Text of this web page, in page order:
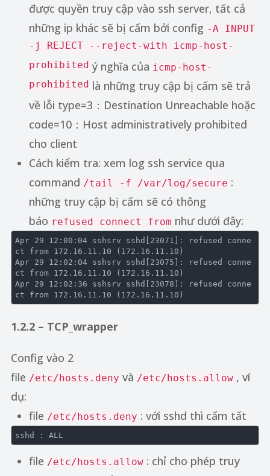
được quyền truy cập vào ssh server, tất cả
những ip khác sẽ bị cấm bởi config -A INPUT
-j REJECT --reject-with icmp-host-
prohibited ý nghĩa của icmp-host-
prohibited là những truy cập bị cấm sẽ trả
về lỗi type=3：Destination Unreachable hoặc
code=10：Host administratively prohibited
cho client
Cách kiểm tra: xem log ssh service qua
command /tail -f /var/log/secure :
những truy cập bị cấm sẽ có thông
báo refused connect from như dưới đây:
Apr 29 12 :00 :04 sshsrv sshd [23071] : refused
conne
ct
from 172 .16 .11 .10 (172 .16 .11 .10
Apr 29 12 :02 :04 sshsrv sshd [23075] : refused
conne
ct
from 172 .16 .11 .10 (172 .16 .11 .10
Apr 29 12 :02 :36 sshsrv sshd [23078] : refused
conne
ct
from 172 .16 .11 .10 (172 .16 .11 .10
1.2.2 – TCP_wrapper
Config vào 2
file /etc/hosts.deny và /etc/hosts.allow, ví
dụ:
file /etc/hosts.deny : với sshd thì cấm tất
sshd :
file /etc/hosts.allow: chỉ cho phép truy